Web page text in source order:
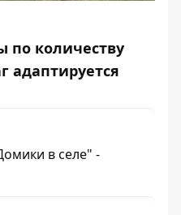
по количеству
адаптируется
в селе" -